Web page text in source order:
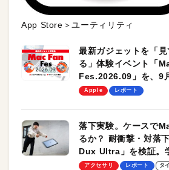
App Store＞ユーティリティ
最新ガジェットを「
る」体験イベント「
Fes.2026.09」を、9
します！
Apple レポート
落下実験。ケースで
るか？ 耐衝撃・対落
Dux Ultra」を検証。
のモバイルユースに
アクセサリ レポート タ